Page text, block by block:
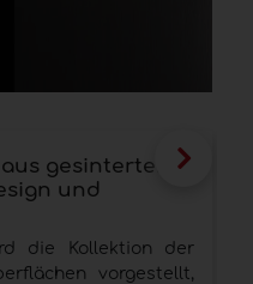
gesintertem
und
die Kollektion der
vorgestellt,